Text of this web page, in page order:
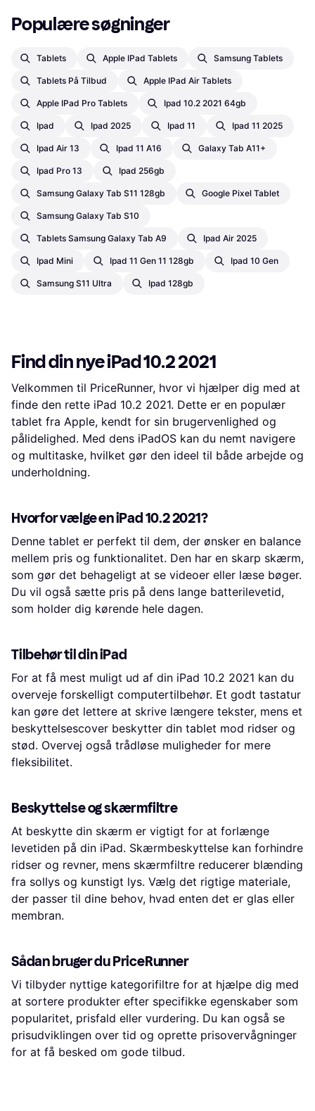
Populære søgninger
Tablets Apple IPad Tablets Samsung Tablets
Tablets På Tilbud Apple IPad Air Tablets
Apple IPad Pro Tablets Ipad 10.2 2021 64gb
Ipad Ipad 2025 Ipad 11 Ipad 11 2025
Ipad Air 13 Ipad 11 A16 Galaxy Tab A11+
Ipad Pro 13 Ipad 256gb
Samsung Galaxy Tab S11 128gb Google Pixel Tablet
Samsung Galaxy Tab S10
Tablets Samsung Galaxy Tab A9 Ipad Air 2025
Ipad Mini Ipad 11 Gen 11 128gb Ipad 10 Gen
Samsung S11 Ultra Ipad 128gb
Find din nye iPad 10.2 2021
Velkommen til PriceRunner, hvor vi hjælper dig med at
finde den rette iPad 10.2 2021. Dette er en populær
tablet fra Apple, kendt for sin brugervenlighed og
pålidelighed. Med dens iPadOS kan du nemt navigere
og multitaske, hvilket gør den ideel til både arbejde og
underholdning.
Hvorfor vælge en iPad 10.2 2021?
Denne tablet er perfekt til dem, der ønsker en balance
mellem pris og funktionalitet. Den har en skarp skærm,
som gør det behageligt at se videoer eller læse bøger.
Du vil også sætte pris på dens lange batterilevetid,
som holder dig kørende hele dagen.
Tilbehør til din iPad
For at få mest muligt ud af din iPad 10.2 2021 kan du
overveje forskelligt computertilbehør. Et godt tastatur
kan gøre det lettere at skrive længere tekster, mens et
beskyttelsescover beskytter din tablet mod ridser og
stød. Overvej også trådløse muligheder for mere
fleksibilitet.
Beskyttelse og skærmfiltre
At beskytte din skærm er vigtigt for at forlænge
levetiden på din iPad. Skærmbeskyttelse kan forhindre
ridser og revner, mens skærmfiltre reducerer blænding
fra sollys og kunstigt lys. Vælg det rigtige materiale,
der passer til dine behov, hvad enten det er glas eller
membran.
Sådan bruger du PriceRunner
Vi tilbyder nyttige kategorifiltre for at hjælpe dig med
at sortere produkter efter specifikke egenskaber som
popularitet, prisfald eller vurdering. Du kan også se
prisudviklingen over tid og oprette prisovervågninger
for at få besked om gode tilbud.